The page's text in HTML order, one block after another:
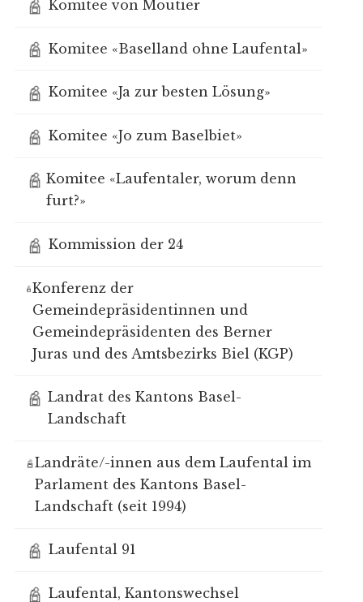
Komitee von Moutier
Komitee «Baselland ohne Laufental»
Komitee «Ja zur besten Lösung»
Komitee «Jo zum Baselbiet»
Komitee «Laufentaler, worum denn
furt?»
Kommission der 24
Konferenz der
Gemeindepräsidentinnen und
Gemeindepräsidenten des Berner
Juras und des Amtsbezirks Biel (KGP)
Landrat des Kantons Basel-
Landschaft
Landräte/-innen aus dem Laufental im
Parlament des Kantons Basel-
Landschaft (seit 1994)
Laufental 91
Laufental, Kantonswechsel